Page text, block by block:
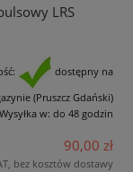
LRS
dostępny na
(Pruszcz Gdański)
Wysyłka w: do 48 godzin
90,00 zł
bez kosztów dostawy